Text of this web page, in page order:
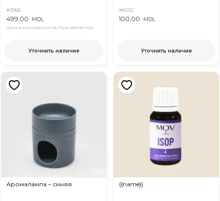
#3956
499,00 MDL
Цена в приложении Ok Flora 469,00 MDL
Уточнить наличие
#8252
100,00 MDL
Уточнить наличие
Аромалампа – синяя {{name}}